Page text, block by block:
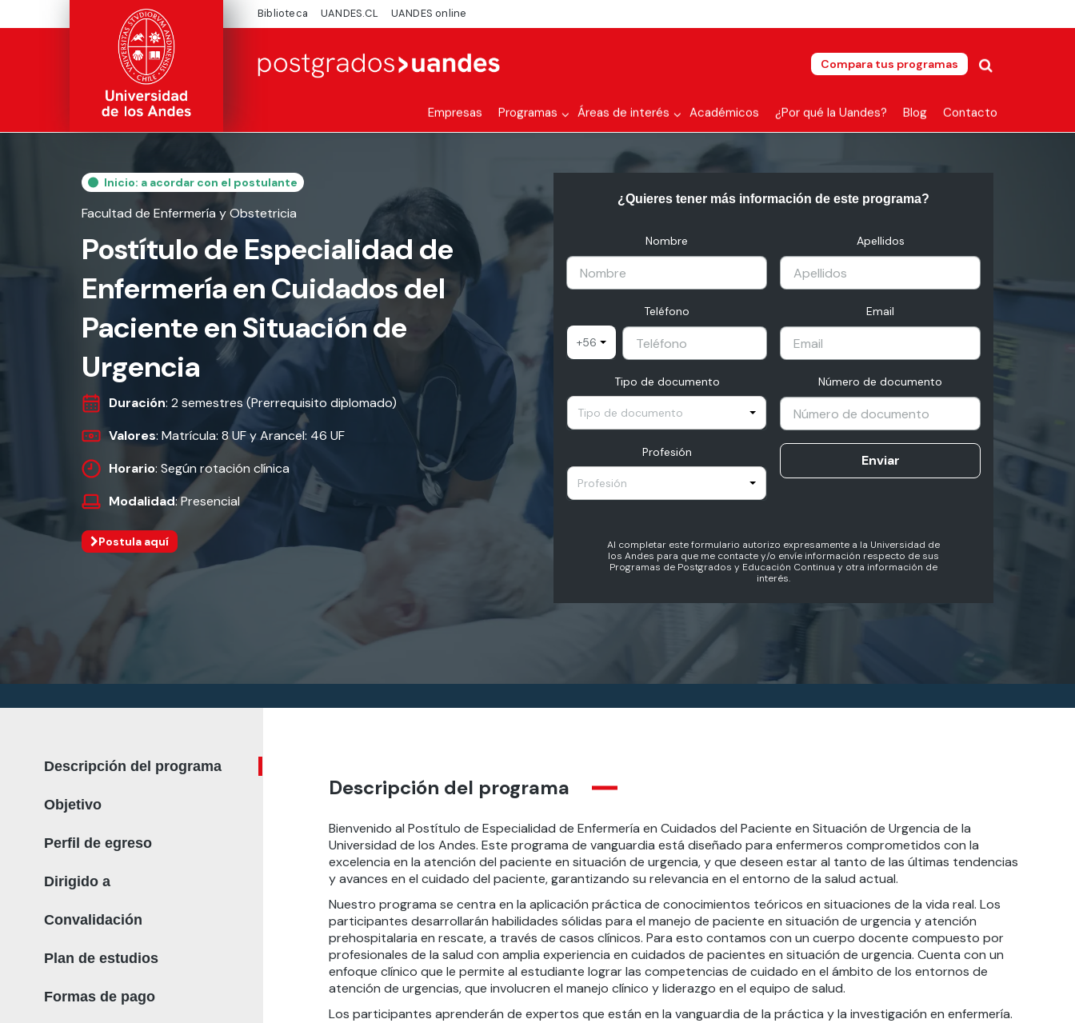
Biblioteca UANDES.CL UANDES online
Compara tus programas
Empresas Programas Áreas de interés Académicos ¿Por qué la Uandes? Blog Contacto
Inicio: a acordar con el postulante
Facultad de Enfermería y Obstetricia
Postítulo de Especialidad de
Enfermería en Cuidados del
Paciente en Situación de
Urgencia
Duración: 2 semestres (Prerrequisito diplomado)
Valores: Matrícula: 8 UF y Arancel: 46 UF
Horario: Según rotación clínica
Modalidad: Presencial
Postula aquí
¿Quieres tener más información de este programa?
Nombre Apellidos
Teléfono
+56
Email
Tipo de documento
Tipo de documento
Número de documento
Profesión
Profesión
Enviar
Al completar este formulario autorizo expresamente a la Universidad de
los Andes para que me contacte y/o envíe información respecto de sus
Programas de Postgrados y Educación Continua y otra información de
interés.
Descripción del programa
Objetivo
Perfil de egreso
Dirigido a
Convalidación
Plan de estudios
Formas de pago
Descripción del programa
Bienvenido al Postítulo de Especialidad de Enfermería en Cuidados del Paciente en Situación de Urgencia de la
Universidad de los Andes. Este programa de vanguardia está diseñado para enfermeros comprometidos con la
excelencia en la atención del paciente en situación de urgencia, y que deseen estar al tanto de las últimas tendencias
y avances en el cuidado del paciente, garantizando su relevancia en el entorno de la salud actual.
Nuestro programa se centra en la aplicación práctica de conocimientos teóricos en situaciones de la vida real. Los
participantes desarrollarán habilidades sólidas para el manejo de paciente en situación de urgencia y atención
prehospitalaria en rescate, a través de casos clínicos. Para esto contamos con un cuerpo docente compuesto por
profesionales de la salud con amplia experiencia en cuidados de pacientes en situación de urgencia. Cuenta con un
enfoque clínico que le permite al estudiante lograr las competencias de cuidado en el ámbito de los entornos de
atención de urgencias, que involucren el manejo clínico y liderazgo en el equipo de salud.
Los participantes aprenderán de expertos que están en la vanguardia de la práctica y la investigación en enfermería.